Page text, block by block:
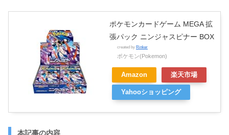
ポケモンカードゲーム MEGA 拡
張パック ニンジャスピナー BOX
created by Rinker
ポケモン(Pokemon)
Amazon 楽天市場
Yahooショッピング
本記事の内容